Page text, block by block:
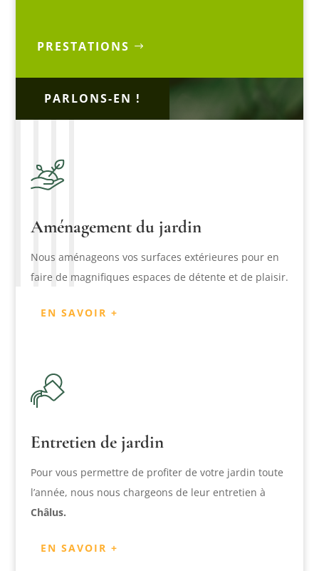
PRESTATIONS
PARLONS-EN !
Aménagement du jardin
Nous aménageons vos surfaces extérieures pour en
faire de magnifiques espaces de détente et de plaisir.
EN SAVOIR +
Entretien de jardin
Pour vous permettre de profiter de votre jardin toute
l’année, nous nous chargeons de leur entretien à
Châlus.
EN SAVOIR +